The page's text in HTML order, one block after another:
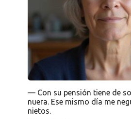
— Con su pensión tiene de
nuera. Ese mismo día me
nietos.